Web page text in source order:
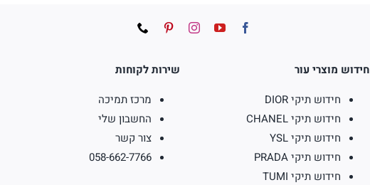
חידוש מוצרי עור
חידוש תיקי DIOR
חידוש תיקי CHANEL
חידוש תיקי YSL
חידוש תיקי PRADA
חידוש תיקי TUMI
שירות לקוחות
מרכז תמיכה
החשבון שלי
צור קשר
058-662-7766